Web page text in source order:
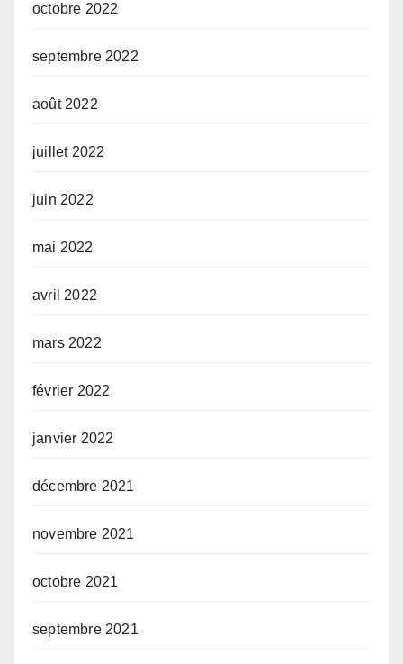
octobre 2022
septembre 2022
août 2022
juillet 2022
juin 2022
mai 2022
avril 2022
mars 2022
février 2022
janvier 2022
décembre 2021
novembre 2021
octobre 2021
septembre 2021